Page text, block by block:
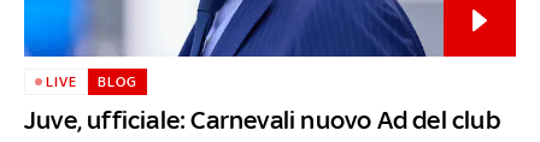
Juve, ufficiale: Carnevali nuovo Ad del club
LIVE BLOG